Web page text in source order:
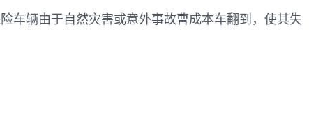
车辆由于自然灾害或意外事故曹成本车翻到，使其失